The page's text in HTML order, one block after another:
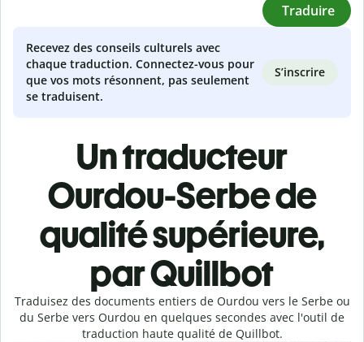
Traduire
Recevez des conseils culturels avec
chaque traduction. Connectez-vous pour
que vos mots résonnent, pas seulement
se traduisent.
S’inscrire
Un traducteur
Ourdou-Serbe de
qualité supérieure,
par Quillbot
Traduisez des documents entiers de Ourdou vers le Serbe ou
du Serbe vers Ourdou en quelques secondes avec l'outil de
traduction haute qualité de Quillbot.